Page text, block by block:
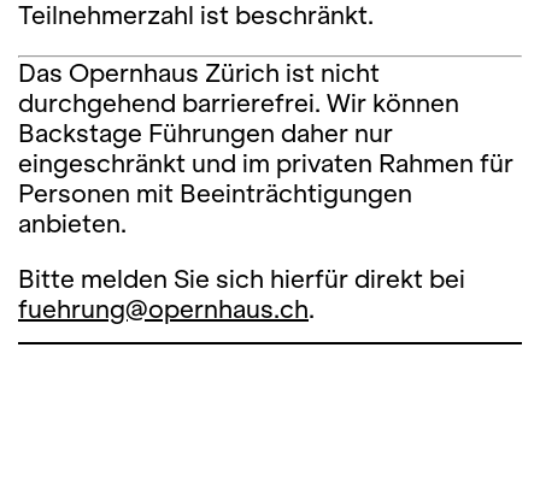
Teilnehmerzahl ist beschränkt.
Das Opernhaus Zürich ist nicht
durchgehend barrierefrei. Wir können
Backstage Führungen daher nur
eingeschränkt und im privaten Rahmen für
Personen mit Beeinträchtigungen
anbieten.
Bitte melden Sie sich hierfür direkt bei
fuehrung@opernhaus.ch.